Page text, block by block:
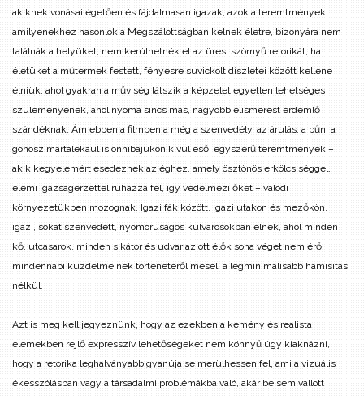
akiknek vonásai égetően és fájdalmasan igazak, azok a teremtmények,
amilyenekhez hasonlók a Megszálottságban kelnek életre, bizonyára nem
találnák a helyüket, nem kerülhetnék el az üres, szörnyű retorikát, ha
életüket a műtermek festett, fényesre suvickolt díszletei között kellene
élniük, ahol gyakran a műviség látszik a képzelet egyetlen lehetséges
szüleményének, ahol nyoma sincs más, nagyobb elismerést érdemlő
szándéknak. Ám ebben a filmben a még a szenvedély, az árulás, a bűn, a
gonosz martalékául is önhibájukon kívül eső, egyszerű teremtmények –
akik kegyelemért esedeznek az éghez, amely ösztönös erkölcsiséggel,
elemi igazságérzettel ruházza fel, így védelmezi őket – valódi
környezetükben mozognak. Igazi fák között, igazi utakon és mezőkön,
igazi, sokat szenvedett, nyomorúságos külvárosokban élnek, ahol minden
kő, utcasarok, minden sikátor és udvar az ott élők soha véget nem érő,
mindennapi küzdelmeinek történetéről mesél, a legminimálisabb hamisítás
nélkül.
Azt is meg kell jegyeznünk, hogy az ezekben a kemény és realista
elemekben rejlő expresszív lehetőségeket nem könnyű úgy kiaknázni,
hogy a retorika leghalványabb gyanúja se merülhessen fel, ami a vizuális
ékesszólásban vagy a társadalmi problémákba való, akár be sem vallott